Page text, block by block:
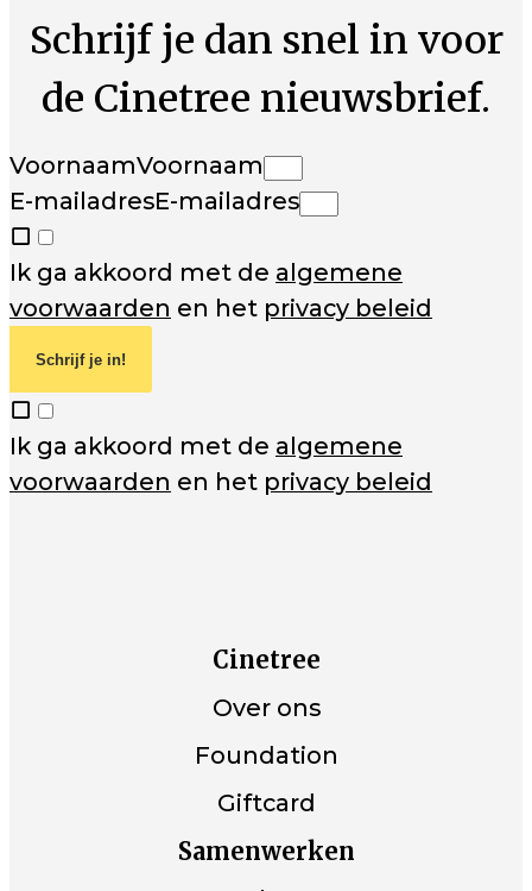
Schrijf je dan snel in voor
de Cinetree nieuwsbrief.
VoornaamVoornaam
E-mailadresE-mailadres
Ik ga akkoord met de algemene
voorwaarden en het privacy beleid
Schrijf je in!
Ik ga akkoord met de algemene
voorwaarden en het privacy beleid
Cinetree
Over ons
Foundation
Giftcard
Samenwerken